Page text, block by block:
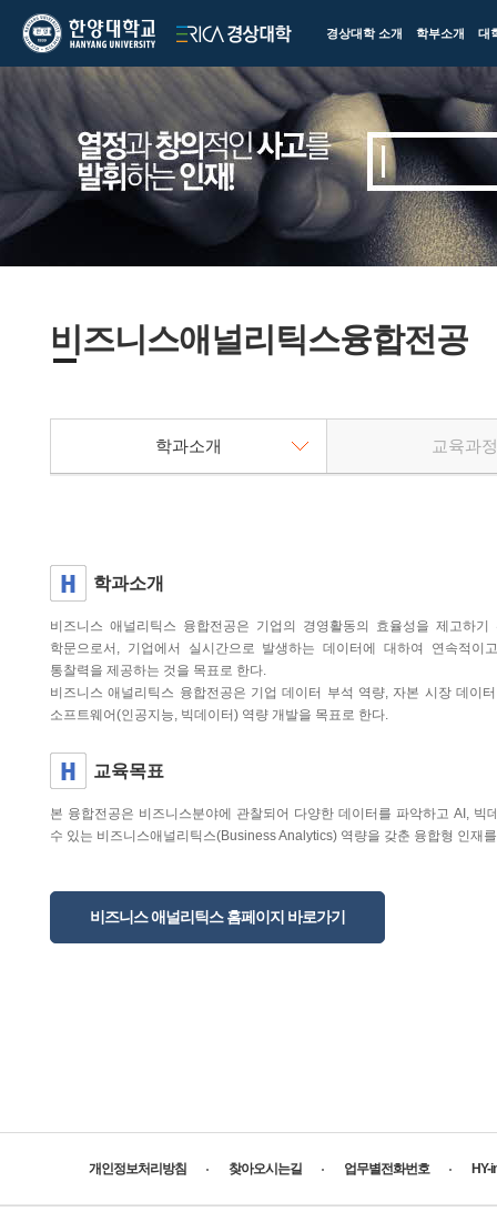
한양대학교
한양대학교
ERICA
경상대학
경상대학 소개 학부소개 대
비즈니스애널리틱스융합전공
학과소개 교육과정
학과소개
비즈니스 애널리틱스 융합전공은 기업의 경영활동의 효율성을 제고하
학문으로서, 기업에서 실시간으로 발생하는 데이터에 대하여 연속적
통찰력을 제공하는 것을 목표로 한다.
비즈니스 애널리틱스 융합전공은 기업 데이터 부석 역량, 자본 시장 데이
소프트웨어(인공지능, 빅데이터) 역량 개발을 목표로 한다.
교육목표
본 융합전공은 비즈니스분야에 관찰되어 다양한 데이터를 파악하고 AI, 빅
수 있는 비즈니스애널리틱스(Business Analytics) 역량을 갖춘 융합형 인재
비즈니스 애널리틱스 홈페이지 바로가기
개인정보처리방침 찾아오시는길 업무별전화번호 HY-